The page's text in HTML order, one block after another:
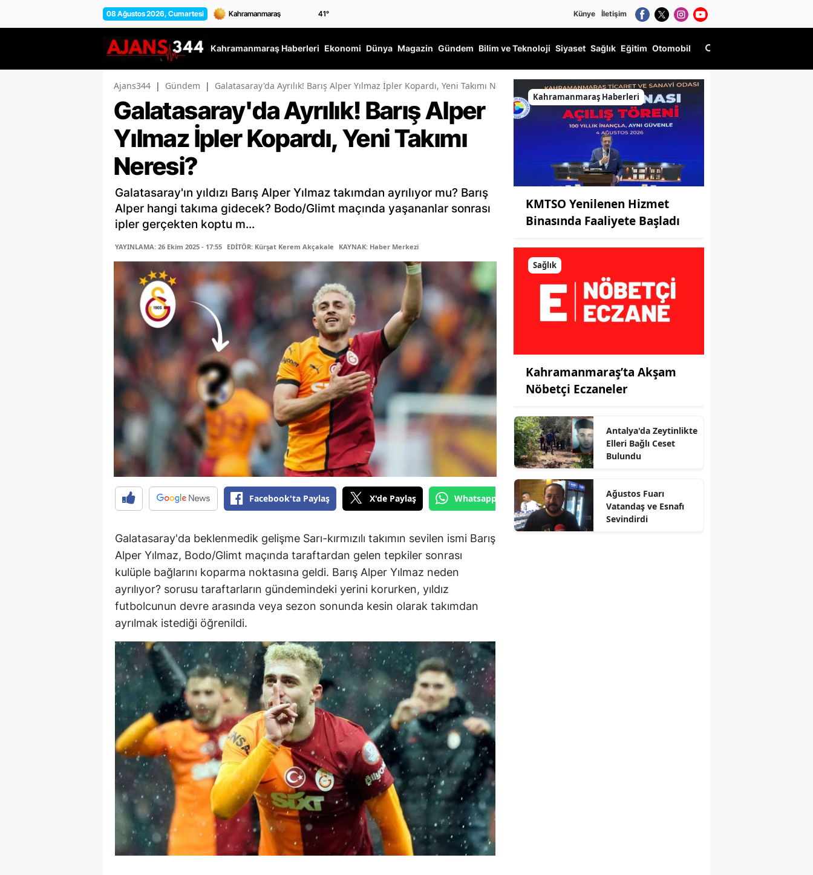
08 Ağustos 2026, Cumartesi 41° Künye İletişim
Kahramanmaraş Haberleri Ekonomi Dünya Magazin Gündem Bilim ve Teknoloji Siyaset Sağlık Eğitim Otomobil
Ajans344 | Gündem | Galatasaray'da Ayrılık! Barış Alper Yılmaz İpler Kopardı, Yeni Takımı Neresi?
Galatasaray'da Ayrılık! Barış Alper
Yılmaz İpler Kopardı, Yeni Takımı
Neresi?
Galatasaray'ın yıldızı Barış Alper Yılmaz takımdan ayrılıyor mu? Barış
Alper hangi takıma gidecek? Bodo/Glimt maçında yaşananlar sonrası
ipler gerçekten koptu m...
YAYINLAMA: 26 Ekim 2025 - 17:55 EDİTÖR: Kürşat Kerem Akçakale KAYNAK: Haber Merkezi
Facebook'ta Paylaş X'de Paylaş Whatsapp'tan Gönder
Galatasaray'da beklenmedik gelişme Sarı-kırmızılı takımın sevilen ismi Barış
Alper Yılmaz, Bodo/Glimt maçında taraftardan gelen tepkiler sonrası
kulüple bağlarını koparma noktasına geldi. Barış Alper Yılmaz neden
ayrılıyor? sorusu taraftarların gündemindeki yerini korurken, yıldız
futbolcunun devre arasında veya sezon sonunda kesin olarak takımdan
ayrılmak istediği öğrenildi.
Kahramanmaraş Haberleri
KMTSO Yenilenen Hizmet
Binasında Faaliyete Başladı
Sağlık
Kahramanmaraş’ta Akşam
Nöbetçi Eczaneler
Antalya'da Zeytinlikte
Elleri Bağlı Ceset
Bulundu
Ağustos Fuarı
Vatandaş ve Esnafı
Sevindirdi